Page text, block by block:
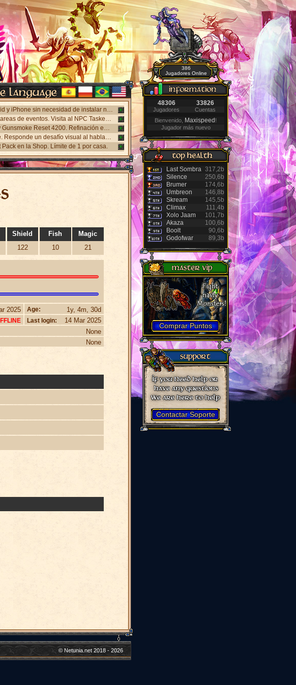
¡Nuevo cliente web disponible! Juega en Windows, Android y iPhone sin necesidad de instalar nada. Accede desde el panel "Mi Cuenta".
Nuevo sistema NPC Tasker, con mejores recompensas y tareas de eventos. Visita al NPC Tasker con el Cliente Universal actualizado.
Nuevos monstruos lanzados: Holy Inquisitor Reset 4000 y Gunsmoke Reset 4200. Refinación en la estatua Rigel, caza 6.
Nuevo Antibot en los Jefes: Khufu, Slenderman y Carnage. Responde un desafío visual al hablar con los NPCs guardias para acceder a las salas.
en la Shop. Límite de 1 por casa.
Shield
122
Fish
10
Magic
21
2025 Age: 1y, 4m, 30d
Last login: 14 Mar 2025
None
None
© Netunia.net 2018 - 2026
386
Jugadores Online
48306 33826
Jugadores
Cuentas
Bienvenido,
Maxispeed !
Jugador más nuevo
Last Sombra 317,2b
Silence
250,6b
Brumer
174,6b
Umbreon
146,8b
Skream
145,5b
Climax
111,4b
Xolo Jaam
101,7b
Akaza
100,6b
Boolt
90,6b
Godofwar
89,3b
Comprar Puntos
Contactar Soporte